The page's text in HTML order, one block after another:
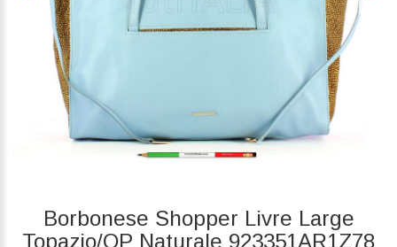
Borbonese Shopper Livre Large
Topazio/OP Naturale 923351AR1Z78